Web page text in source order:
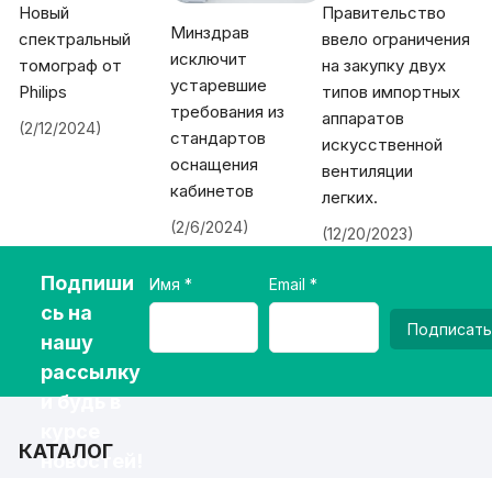
Новый
спектральный
томограф от
Philips
(2/12/2024)
Минздрав
исключит
устаревшие
требования из
стандартов
оснащения
кабинетов
(2/6/2024)
Правительство
ввело ограничения
на закупку двух
типов импортных
аппаратов
искусственной
вентиляции
легких.
(12/20/2023)
Подпиши
сь на
нашу
рассылку
и будь в
новостей!
Имя Email
КАТАЛОГ